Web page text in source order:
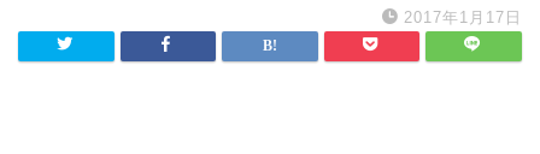
2017年1月17日